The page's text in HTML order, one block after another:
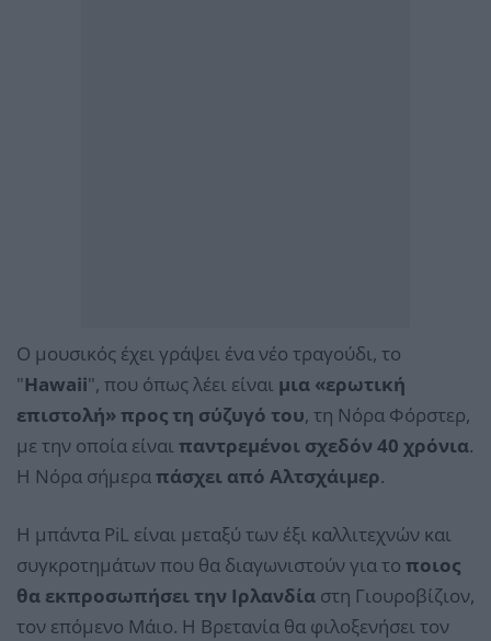
Ο μουσικός έχει γράψει ένα νέο τραγούδι, το
"Hawaii", που όπως λέει είναι μια «ερωτική
επιστολή» προς τη σύζυγό του, τη Νόρα Φόρστερ,
με την οποία είναι παντρεμένοι σχεδόν 40 χρόνια.
Η Νόρα σήμεραπάσχει από Αλτσχάιμερ.
Η μπάντα PiL είναι μεταξύ των έξι καλλιτεχνών και
συγκροτημάτων που θα διαγωνιστούν για το ποιος
θα εκπροσωπήσει την Ιρλανδία στη Γιουροβίζιον,
τον επόμενο Μάιο. Η Βρετανία θα φιλοξενήσει τον